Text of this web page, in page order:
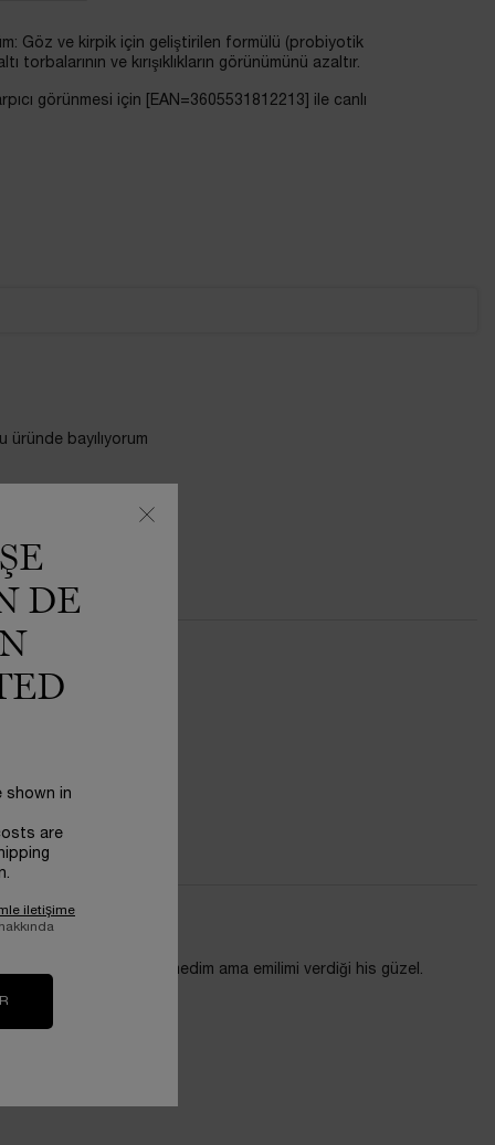
Göz ve kirpik için geliştirilen formülü (probiyotik
ve kırışıklıkların görünümünü azaltır.
görünmesi için [EAN=3605531812213] ile canlı
üründe bayılıyorum
çok etkisini göremedim ama emilimi verdiği his güzel.
DE
shown in
are
iletişime